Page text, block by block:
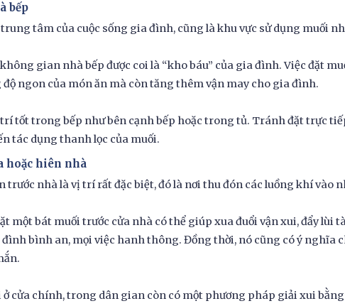
bếp
trung tâm của cuộc sống gia đình, cũng là khu vực sử dụng muối
gian nhà bếp được coi là “kho báu” của gia đình. Việc đặt
ngon của món ăn mà còn tăng thêm vận may cho gia đình.
trí tốt trong bếp như bên cạnh bếp hoặc trong tủ. Tránh đặt trực
tác dụng thanh lọc của muối.
hoặc hiên nhà
trước nhà là vị trí rất đặc biệt, đó là nơi thu đón các luồng khí vào
một bát muối trước cửa nhà có thể giúp xua đuổi vận xui, đẩy lùi
bình an, mọi việc hanh thông. Đồng thời, nó cũng có ý nghĩa
ở cửa chính, trong dân gian còn có một phương pháp giải xui